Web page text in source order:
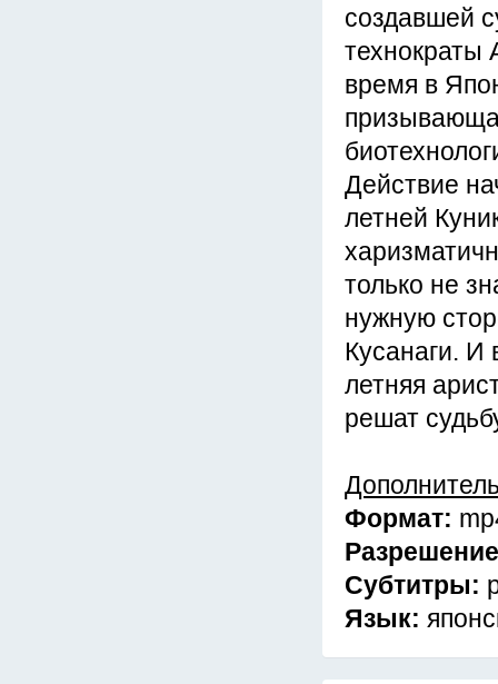
создавшей
технократы
время в
Действие
летней
только не
нужную
Кусанаги. И
летняя
решат
Формат:
Субтитры:
Язык: